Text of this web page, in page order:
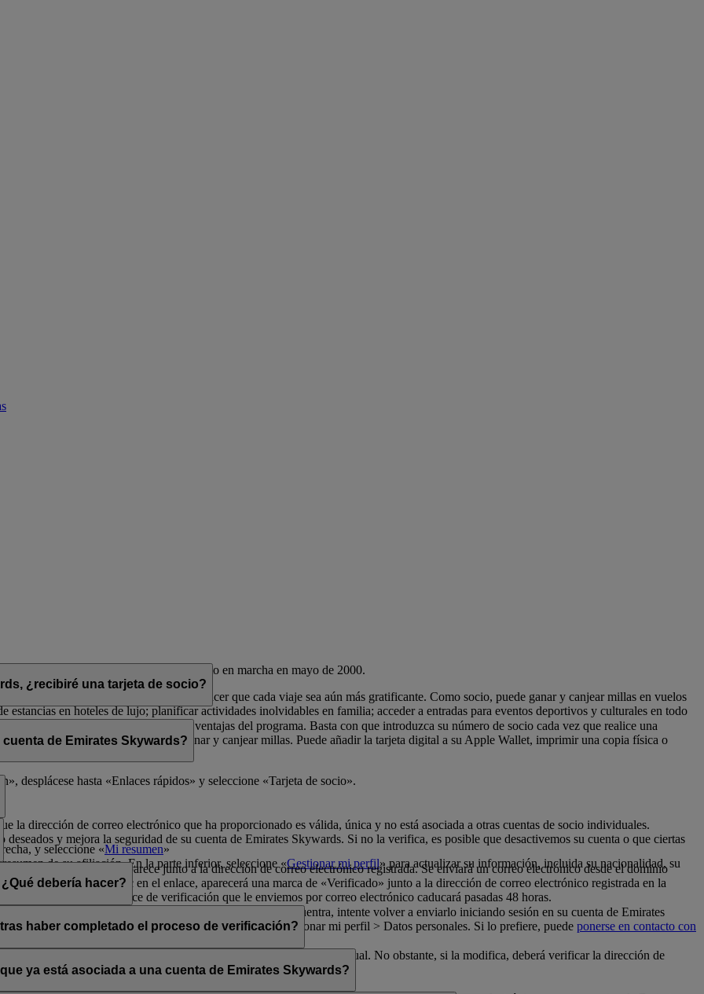
las aerolíneas Emirates y flydubai, puesto en marcha en mayo de 2000.
para complementar su estilo de vida y hacer que cada viaje sea aún más gratificante. Como socio, puede ganar y canjear millas en vuelos
estancias en hoteles de lujo; planificar actividades inolvidables en familia; acceder a entradas para eventos deportivos y culturales en todo
y sus exclusivas ventajas.
¿recibiré una tarjeta de socio?
para poder disfrutar de todas las ventajas del programa. Basta con que introduzca su número de socio cada vez que realice una
de Emirates Skywards para ganar y canjear millas. Puede añadir la tarjeta digital a su Apple Wallet, imprimir una copia física o
desplácese hasta «Enlaces rápidos» y seleccione «Tarjeta de socio».
de Emirates Skywards?
y seleccione «Mi resumen»
de su afiliación. En la parte inferior, seleccione «Gestionar mi perfil» para actualizar su información, incluida su nacionalidad, su
Skywards.
situados en la esquina superior derecha de la pantalla.
la dirección de correo electrónico que ha proporcionado es válida, única y no está asociada a otras cuentas de socio individuales.
y mejora la seguridad de su cuenta de Emirates Skywards. Si no la verifica, es posible que desactivemos su cuenta o que ciertas
«Verificar» que aparece junto a la dirección de correo electrónico registrada. Se enviará un correo electrónico desde el dominio
Al hacer clic en el enlace, aparecerá una marca de «Verificado» junto a la dirección de correo electrónico registrada en la
en cuenta que el enlace de verificación que le enviemos por correo electrónico caducará pasadas 48 horas.
debería hacer?
los mensajes se filtran de forma incorrecta. Si no lo encuentra, intente volver a enviarlo iniciando sesión en su cuenta de Emirates
la opción «Verificar» en la sección Mi resumen > Gestionar mi perfil > Datos personales. Si lo prefiere, puede ponerse en contacto con
haber completado el proceso de verificación?
y única aunque haya verificado su dirección de correo electrónico actual. No obstante, si la modifica, deberá verificar la dirección de
ya está asociada a una cuenta de Emirates Skywards?